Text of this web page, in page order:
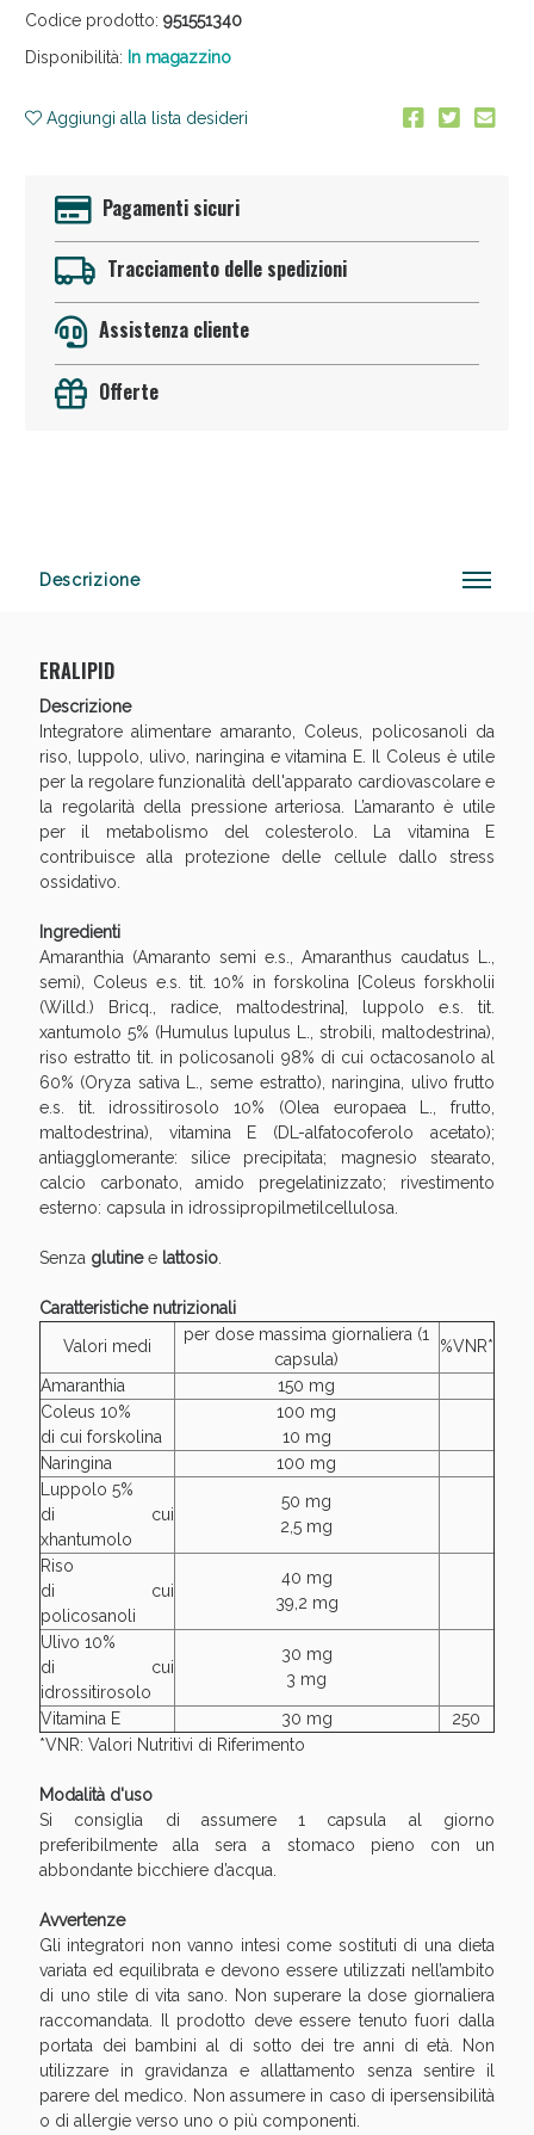
Codice prodotto: 951551340
Disponibilità: In magazzino
Aggiungi alla lista desideri
Pagamenti sicuri
Tracciamento delle spedizioni
Assistenza cliente
Offerte
Descrizione
ERALIPID
Descrizione
Integratore alimentare amaranto, Coleus, policosanoli da
riso, luppolo, ulivo, naringina e vitamina E. Il Coleus è utile
per la regolare funzionalità dell'apparato cardiovascolare e
la regolarità della pressione arteriosa. L’amaranto è utile
per il metabolismo del colesterolo. La vitamina E
contribuisce alla protezione delle cellule dallo stress
ossidativo.
Ingredienti
Amaranthia (Amaranto semi e.s., Amaranthus caudatus L.,
semi), Coleus e.s. tit. 10% in forskolina [Coleus forskholii
(Willd.) Bricq., radice, maltodestrina], luppolo e.s. tit.
xantumolo 5% (Humulus lupulus L., strobili, maltodestrina),
riso estratto tit. in policosanoli 98% di cui octacosanolo al
60% (Oryza sativa L., seme estratto), naringina, ulivo frutto
e.s. tit. idrossitirosolo 10% (Olea europaea L., frutto,
maltodestrina), vitamina E (DL-alfatocoferolo acetato);
antiagglomerante: silice precipitata; magnesio stearato,
calcio carbonato, amido pregelatinizzato; rivestimento
esterno: capsula in idrossipropilmetilcellulosa.
Senza glutinee lattosio.
Caratteristiche nutrizionali
Valori medi
per dose massima giornaliera (1
capsula)
%VNR*
Amaranthia
150 mg
Coleus 10%
di cui forskolina
100 mg
10 mg
Naringina
100 mg
Luppolo 5%
di cui
xhantumolo
50 mg
2,5 mg
Riso
di cui
policosanoli
40 mg
39,2 mg
Ulivo 10%
di cui
idrossitirosolo
30 mg
3 mg
Vitamina E 30 mg
250
*VNR: Valori Nutritivi di Riferimento
Modalità d'uso
Si consiglia di assumere 1 capsula al giorno
preferibilmente alla sera a stomaco pieno con un
abbondante bicchiere d’acqua.
Avvertenze
Gli integratori non vanno intesi come sostituti di una dieta
variata ed equilibrata e devono essere utilizzati nell’ambito
di uno stile di vita sano. Non superare la dose giornaliera
raccomandata. Il prodotto deve essere tenuto fuori dalla
portata dei bambini al di sotto dei tre anni di età. Non
utilizzare in gravidanza e allattamento senza sentire il
parere del medico. Non assumere in caso di ipersensibilità
o di allergie verso uno o più componenti.
Benessere Intestinale: Sconto fino al 55% valido
oggi!
Scopri le offerte di Oggi